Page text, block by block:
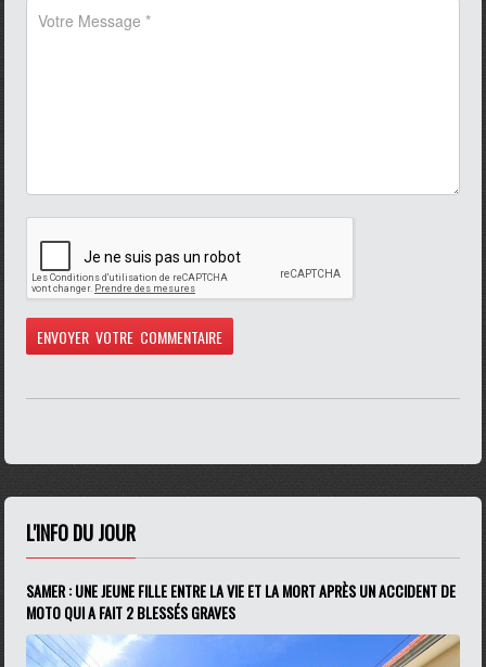
L'INFO DU JOUR
SAMER : UNE JEUNE FILLE ENTRE LA VIE ET LA MORT APRÈS UN ACCIDENT DE
MOTO QUI A FAIT 2 BLESSÉS GRAVES